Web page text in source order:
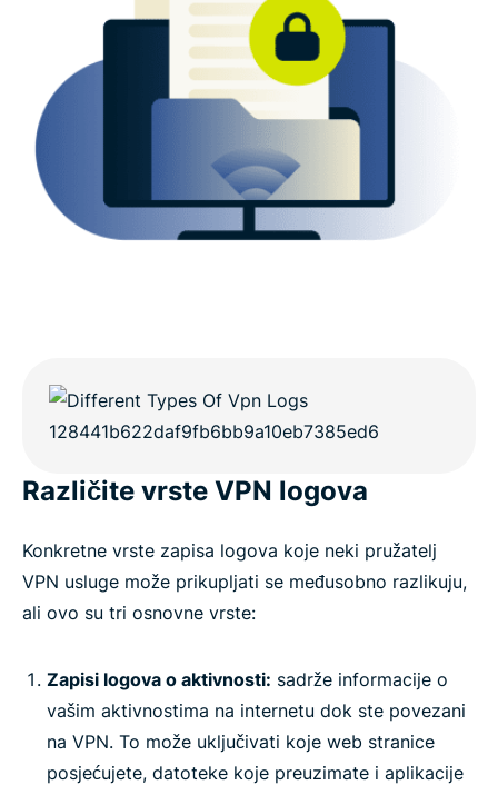
Trebate VPN koji ne čuva zapise logova veze ni
Različite vrste VPN logova
Konkretne vrste zapisa logova koje neki pružatelj
VPN usluge može prikupljati se međusobno razlikuju,
ali ovo su tri osnovne vrste:
Zapisi logova o aktivnosti: sadrže informacije o
vašim aktivnostima na internetu dok ste povezani
na VPN. To može uključivati koje web stranice
posjećujete, datoteke koje preuzimate i aplikacije